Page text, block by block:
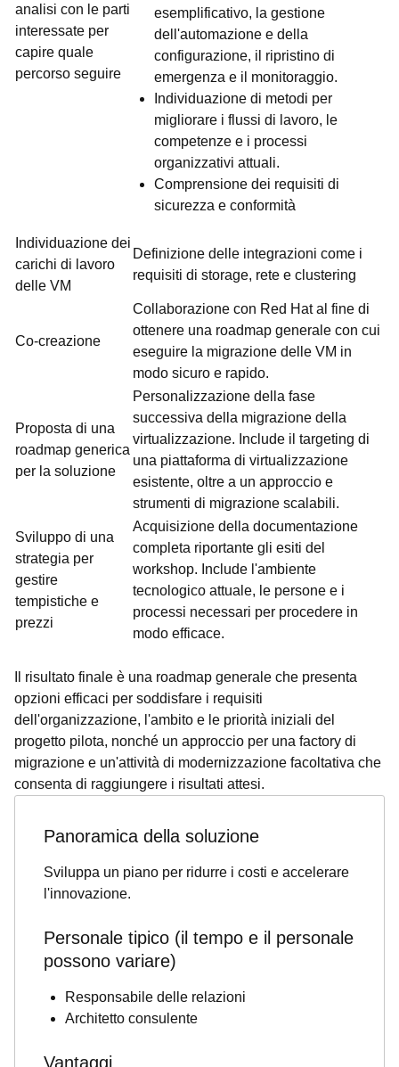
analisi con le parti
interessate per
capire quale
percorso seguire
esemplificativo, la gestione
dell'automazione e della
configurazione, il ripristino di
emergenza e il monitoraggio.
Individuazione di metodi per
migliorare i flussi di lavoro, le
competenze e i processi
organizzativi attuali.
Comprensione dei requisiti di
sicurezza e conformità
Individuazione dei
carichi di lavoro
delle VM
Definizione delle integrazioni come i
requisiti di storage, rete e clustering
Co-creazione
Collaborazione con Red Hat al fine di
ottenere una roadmap generale con cui
eseguire la migrazione delle VM in
modo sicuro e rapido.
Proposta di una
roadmap generica
per la soluzione
Personalizzazione della fase
successiva della migrazione della
virtualizzazione. Include il targeting di
una piattaforma di virtualizzazione
esistente, oltre a un approccio e
strumenti di migrazione scalabili.
Sviluppo di una
strategia per
gestire
tempistiche e
prezzi
Acquisizione della documentazione
completa riportante gli esiti del
workshop. Include l'ambiente
tecnologico attuale, le persone e i
processi necessari per procedere in
modo efficace.
Il risultato finale è una roadmap generale che presenta
opzioni efficaci per soddisfare i requisiti
dell'organizzazione, l'ambito e le priorità iniziali del
progetto pilota, nonché un approccio per una factory di
migrazione e un'attività di modernizzazione facoltativa che
consenta di raggiungere i risultati attesi.
Panoramica della soluzione
Sviluppa un piano per ridurre i costi e accelerare
l'innovazione.
Personale tipico (il tempo e il personale
possono variare)
Responsabile delle relazioni
Architetto consulente
Vantaggi